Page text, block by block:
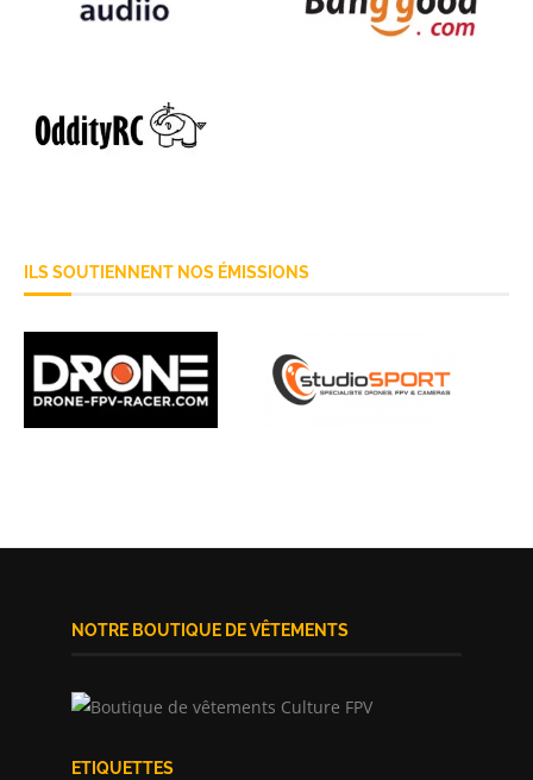
ILS SOUTIENNENT NOS ÉMISSIONS
NOTRE BOUTIQUE DE VÊTEMENTS
ETIQUETTES